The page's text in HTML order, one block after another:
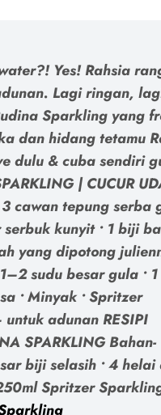
Yes! Rahsia
Lagi ringan,
Sparkling yang
dan hidang tetamu
dulu & cuba sendiri
| CUCUR
cawan tepung serba
kunyit • 1 biji
yang dipotong
sudu besar gula • 1
• Minyak • Spritzer
adunan RESIPI
SPARKLING Bahan-
biji selasih • 4 helai
Spritzer